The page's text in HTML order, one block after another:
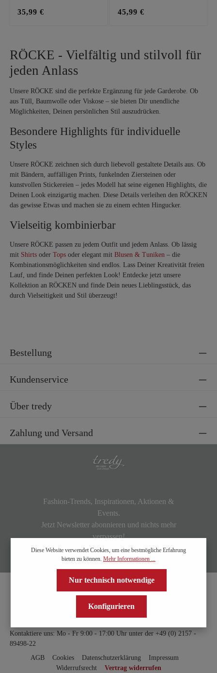
35,99 € 45,99 €
RÖCKE - Vielfältig und stilvoll für
jeden Anlass
Unsere RÖCKE sind die perfekte Ergänzung für jede Garderobe. Ob
aus Tüll, Baumwolle oder Viskose – sie bieten Dir unendliche
Möglichkeiten, Deinen persönlichen Stil auszudrücken.
Besondere Highlights für individuelle
Styles
Unsere RÖCKE zeichnen sich durch liebevoll gestaltete Details aus. Ob
mit Bändern, auffälligen Prints, funkelnden Ziersteinen oder
kunstvollen Stickereien – jedes Modell hat seine eigenen Highlights, die
Deinen Look einzigartig machen. Diese Details verleihen den RÖCKEN
das gewisse Etwas und machen sie zu einem echten Hingucker.
Vielseitig kombinierbar
Unsere RÖCKE passen zu jedem Outfit und jedem Anlass. Ob lässig
mit Shirts oder Tops oder elegant mit Blusen & Tuniken – die
Kombinationsmöglichkeiten sind endlos. Lass Deiner Kreativität freien
Lauf, und finde Deinen perfekten Look! Entdecke jetzt unsere
Kollektion an RÖCKEN und finde Dein neues Lieblingsstück, das
durch Vielseitigkeit und Stil überzeugt!
Bestellung
Kundenservice
Über tredy
Zahlung und Versand
Fashion-Trends, Inspirationen, Aktionen &
Events.
Jetzt Newsletter abonnieren und nichts mehr
verpassen!
Kontaktiere uns: Mo - Fr 9:00 - 17:00 Uhr unter der +49 (0) 2157 -
89498-22
AGB
Cookies Datenschutzerklärung
Impressum
Widerrufsrecht
Vertrag widerrufen
Diese Website verwendet Cookies, um eine bestmögliche Erfahrung
bieten zu können. Mehr Informationen ...
Nur technisch notwendige
Konfigurieren